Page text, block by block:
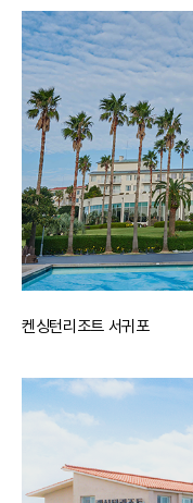
켄싱턴리조트 서귀포